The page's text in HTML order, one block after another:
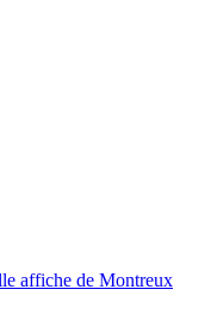
affiche de Montreux